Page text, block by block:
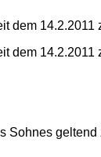
dem 14.2.2011
dem 14.2.2011
Sohnes